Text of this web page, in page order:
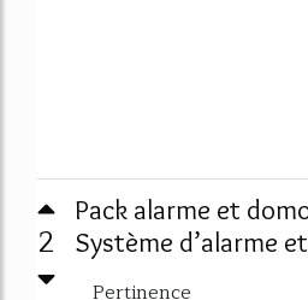
2
Pack alarme et
Système d’alarme
Pertinence